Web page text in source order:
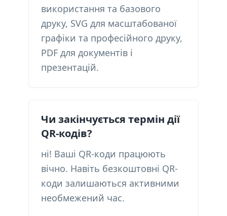
використання та базового
друку, SVG для масштабованої
графіки та професійного друку,
PDF для документів і
презентацій.
Чи закінчується термін дії
QR-кодів?
ні! Ваші QR-коди працюють
вічно. Навіть безкоштовні QR-
коди залишаються активними
необмежений час.